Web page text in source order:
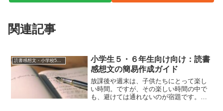
関連記事
読書感想文・小学校5・6年生
小学生５・６年生向け向け：読書
感想文の簡易作成ガイド
放課後や週末は、子供たちにとって楽し
い時間。ですが、その楽しい時間の中で
も、避けては通れないのが宿題です。特